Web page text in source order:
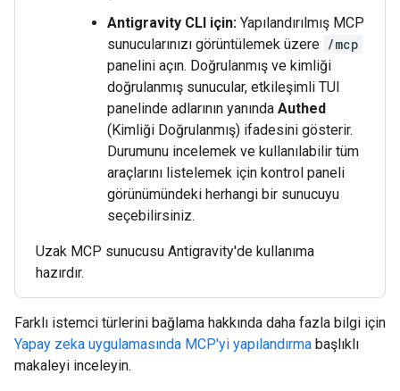
Antigravity CLI için: Yapılandırılmış MCP
sunucularınızı görüntülemek üzere /mcp
panelini açın. Doğrulanmış ve kimliği
doğrulanmış sunucular, etkileşimli TUI
panelinde adlarının yanında Authed
(Kimliği Doğrulanmış) ifadesini gösterir.
Durumunu incelemek ve kullanılabilir tüm
araçlarını listelemek için kontrol paneli
görünümündeki herhangi bir sunucuyu
seçebilirsiniz.
Uzak MCP sunucusu Antigravity'de kullanıma
hazırdır.
Farklı istemci türlerini bağlama hakkında daha fazla bilgi için
Yapay zeka uygulamasında MCP'yi yapılandırma başlıklı
makaleyi inceleyin.